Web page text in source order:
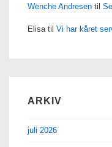
Wenche Andresen til
Elisa til Vi har kåret
ARKIV
juli 2026